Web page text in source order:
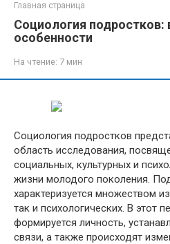
Главная страница
Социология
особенности
На чтение: 7 мин
Социология подростков
область исследования,
социальных, культурных и
жизни молодого поколения.
характеризуется множеством
так и психологических. В этот
формируется личность,
связи, а также происходят